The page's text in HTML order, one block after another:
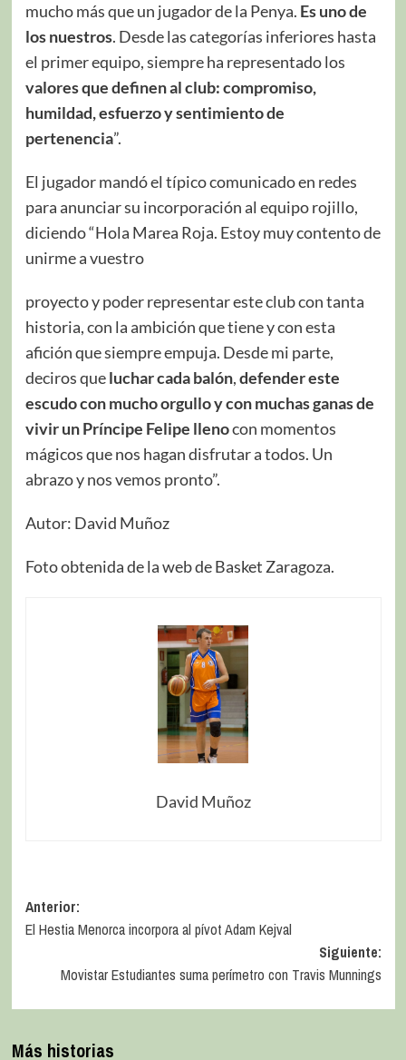
mucho más que un jugador de la Penya. Es uno de
los nuestros. Desde las categorías inferiores hasta
el primer equipo, siempre ha representado los
valores que definen al club: compromiso,
humildad, esfuerzo y sentimiento de
pertenencia”.
El jugador mandó el típico comunicado en redes
para anunciar su incorporación al equipo rojillo,
diciendo “Hola Marea Roja. Estoy muy contento de
unirme a vuestro
proyecto y poder representar este club con tanta
historia, con la ambición que tiene y con esta
afición que siempre empuja. Desde mi parte,
deciros queluchar cada balón,defender este
escudo con mucho orgullo y con muchas ganas de
vivir un Príncipe Felipe llenocon momentos
mágicos que nos hagan disfrutar a todos. Un
abrazo y nos vemos pronto”.
Autor: David Muñoz
Foto obtenida de la web de Basket Zaragoza.
David Muñoz
Anterior:
El Hestia Menorca incorpora al pívot Adam Kejval
Siguiente:
Movistar Estudiantes suma perímetro con Travis Munnings
Más historias